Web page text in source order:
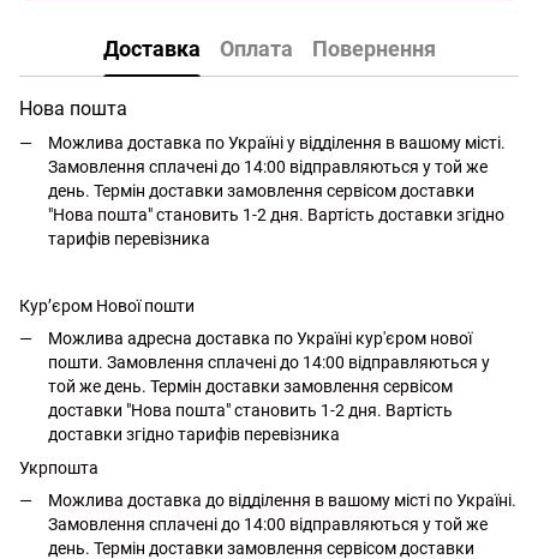
Доставка Оплата Повернення
Нова пошта
Можлива доставка по Україні у відділення в вашому місті.
Замовлення сплачені до 14:00 відправляються у той же
день. Термін доставки замовлення сервісом доставки
"Нова пошта" становить 1-2 дня. Вартість доставки згідно
тарифів перевізника
Кур’єром Нової пошти
Можлива адресна доставка по Україні кур'єром нової
пошти. Замовлення сплачені до 14:00 відправляються у
той же день. Термін доставки замовлення сервісом
доставки "Нова пошта" становить 1-2 дня. Вартість
доставки згідно тарифів перевізника
Укрпошта
Можлива доставка до відділення в вашому місті по Україні.
Замовлення сплачені до 14:00 відправляються у той же
день. Термін доставки замовлення сервісом доставки